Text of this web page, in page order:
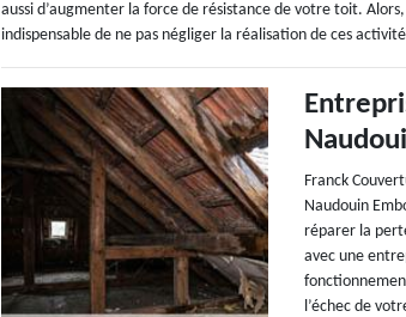
aussi d’augmenter la force de résistance de votre toit.
indispensable de ne pas négliger la réalisation de ces
Franck
Naudouin
réparer la
avec une
l’échec de